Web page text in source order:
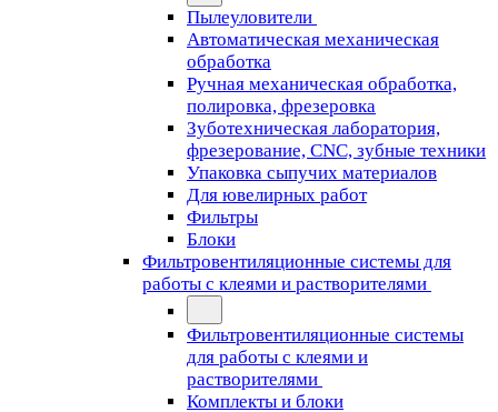
Пылеуловители
Автоматическая механическая
обработка
Ручная механическая обработка,
полировка, фрезеровка
Зуботехническая лаборатория,
фрезерование, CNC, зубные техники
Упаковка сыпучих материалов
Для ювелирных работ
Фильтры
Блоки
Фильтровентиляционные системы для
работы с клеями и растворителями
Фильтровентиляционные системы
для работы с клеями и
растворителями
Комплекты и блоки